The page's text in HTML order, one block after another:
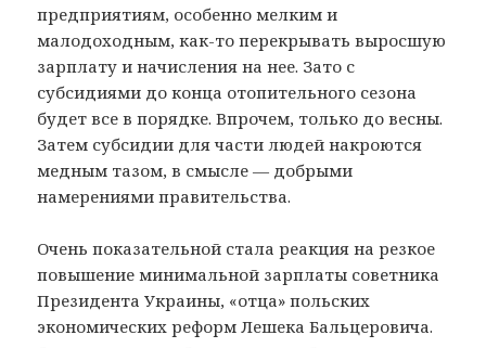
предприятиям, особенно мелким и
малодоходным, как-то перекрывать выросшую
зарплату и начисления на нее. Зато с
субсидиями до конца отопительного сезона
будет все в порядке. Впрочем, только до весны.
Затем субсидии для части людей накроются
медным тазом, в смысле — добрыми
намерениями правительства.
Очень показательной стала реакция на резкое
повышение минимальной зарплаты советника
Президента Украины, «отца» польских
экономических реформ Лешека Бальцеровича.